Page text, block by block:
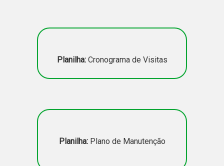
Planilha:Cronograma de Visitas
Planilha:Plano de Manutenção